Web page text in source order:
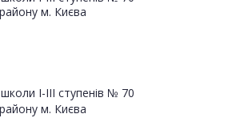
м. Києва
І-ІІІ ступенів № 70
м. Києва